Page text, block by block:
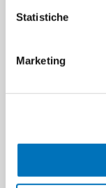
Statistiche
Marketing